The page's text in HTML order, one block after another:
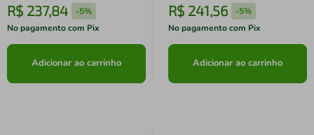
R$ 237,84 -5%
No pagamento com Pix
Adicionar ao carrinho
R$ 241,56 -5%
No pagamento com Pix
Adicionar ao carrinho